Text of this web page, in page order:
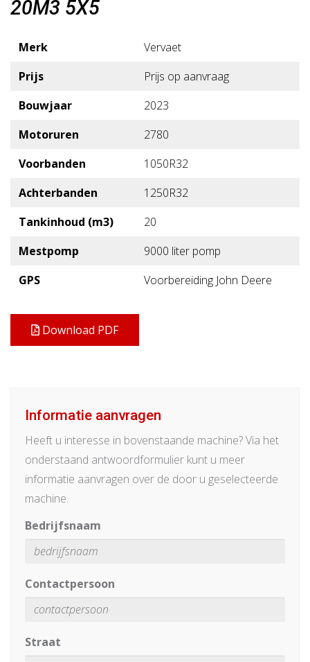
20M3 5X5
Merk
Vervaet
Prijs
Prijs op aanvraag
Bouwjaar
2023
Motoruren
2780
Voorbanden
1050R32
Achterbanden
1250R32
Tankinhoud (m3)
20
Mestpomp
9000 liter pomp
GPS
Voorbereiding John Deere
Download PDF
Informatie aanvragen
Heeft u interesse in bovenstaande machine? Via het
onderstaand antwoordformulier kunt u meer
informatie aanvragen over de door u geselecteerde
machine.
Bedrijfsnaam
Contactpersoon
Straat